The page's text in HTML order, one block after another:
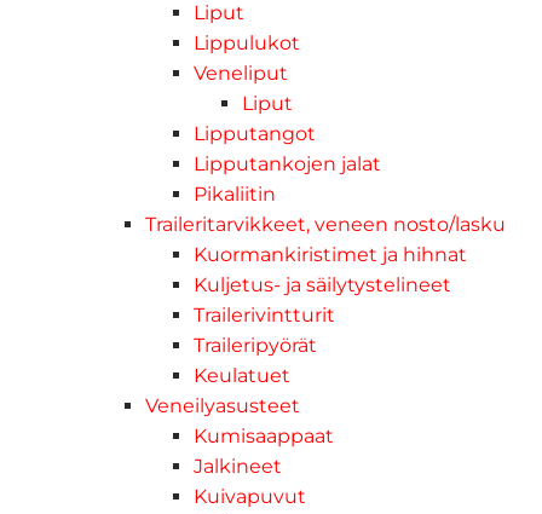
Liput
Lippulukot
Veneliput
Liput
Lipputangot
Lipputankojen jalat
Pikaliitin
Traileritarvikkeet, veneen nosto/lasku
Kuormankiristimet ja hihnat
Kuljetus- ja säilytystelineet
Trailerivintturit
Traileripyörät
Keulatuet
Veneilyasusteet
Kumisaappaat
Jalkineet
Kuivapuvut